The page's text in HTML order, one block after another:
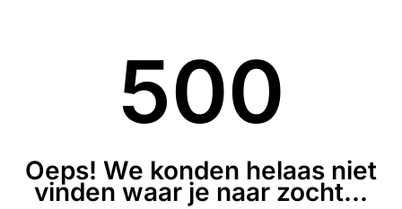
500
Oeps! We konden helaas niet
vinden waar je naar zocht...